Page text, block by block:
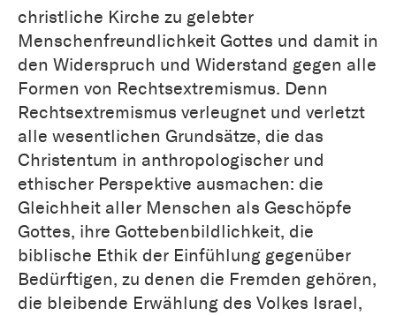
christliche Kirche zu gelebter
Menschenfreundlichkeit Gottes und damit in
den Widerspruch und Widerstand gegen alle
Formen von Rechtsextremismus. Denn
Rechtsextremismus verleugnet und verletzt
alle wesentlichen Grundsätze, die das
Christentum in anthropologischer und
ethischer Perspektive ausmachen: die
Gleichheit aller Menschen als Geschöpfe
Gottes, ihre Gottebenbildlichkeit, die
biblische Ethik der Einfühlung gegenüber
Bedürftigen, zu denen die Fremden gehören,
die bleibende Erwählung des Volkes Israel,